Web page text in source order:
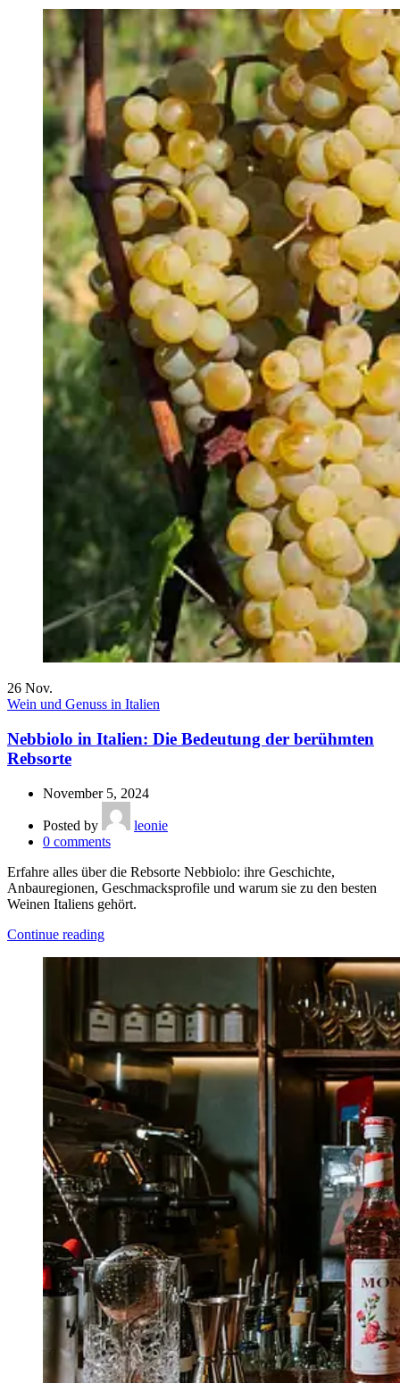
26 Nov.
Wein und Genuss in Italien
Nebbiolo in Italien: Die Bedeutung der berühmten
Rebsorte
November 5, 2024
Posted by
leonie
0 comments
Erfahre alles über die Rebsorte Nebbiolo: ihre Geschichte,
Anbauregionen, Geschmacksprofile und warum sie zu den besten
Weinen Italiens gehört.
Continue reading